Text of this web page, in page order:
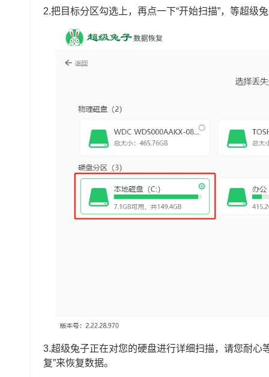
2.把目标分区勾选上，再点一下“开始扫描”，等超级
3.超级兔子正在对您的硬盘进行详细扫描，请您耐心
复”来恢复数据。